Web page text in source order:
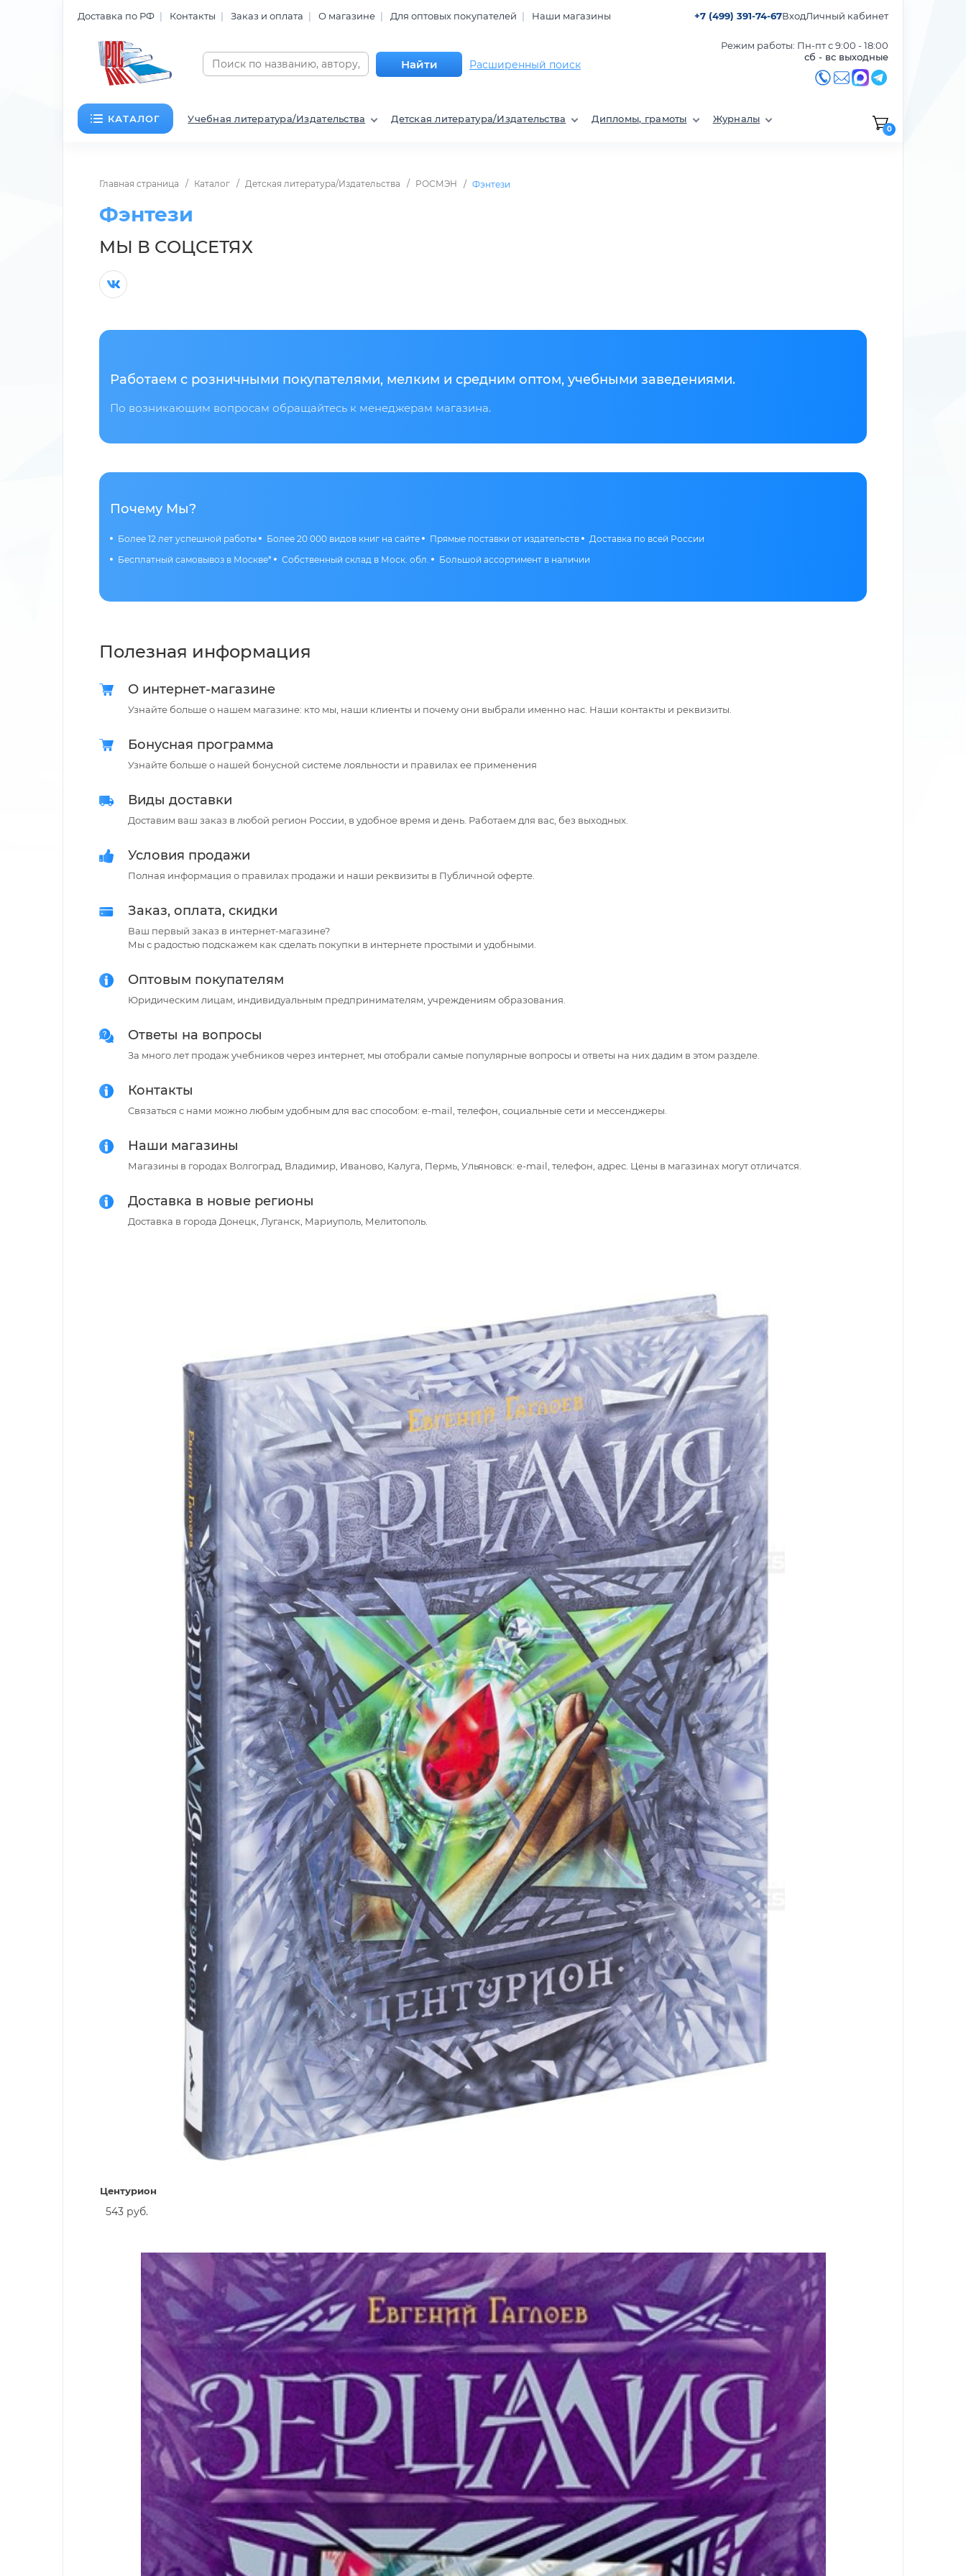
Доставка по РФ Контакты Заказ и оплата О магазине Для оптовых покупателей Наши магазины +7 (499) 391-74-67ВходЛичный кабинет
Найти Расширенный поиск
Режим работы: Пн-пт с 9:00 - 18:00
сб - вс выходные
КАТАЛОГ Учебная литература/Издательства Детская литература/Издательства Дипломы, грамоты Журналы
0
Главная страница Каталог Детская литература/Издательства РОСМЭН Фэнтези
Фэнтези
МЫ В СОЦСЕТЯХ
Работаем с розничными покупателями, мелким и средним оптом, учебными заведениями.
По возникающим вопросам обращайтесь к менеджерам магазина.
Почему Мы?
Более 12 лет успешной работы Более 20 000 видов книг на сайте Прямые поставки от издательств
Доставка по всей России
Бесплатный самовывоз в Москве*
Собственный склад в Моск. обл. Большой ассортимент в наличии
Полезная информация
О интернет-магазине
Узнайте больше о нашем магазине: кто мы, наши клиенты и почему они выбрали именно нас. Наши контакты и реквизиты.
Бонусная программа
Узнайте больше о нашей бонусной системе лояльности и правилах ее применения
Виды доставки
Доставим ваш заказ в любой регион России, в удобное время и день. Работаем для вас, без выходных.
Условия продажи
Полная информация о правилах продажи и наши реквизиты в Публичной оферте.
Заказ, оплата, скидки
Ваш первый заказ в интернет-магазине?
Мы с радостью подскажем как сделать покупки в интернете простыми и удобными.
Оптовым покупателям
Юридическим лицам, индивидуальным предпринимателям, учреждениям образования.
Ответы на вопросы
За много лет продаж учебников через интернет, мы отобрали самые популярные вопросы и ответы на них дадим в этом разделе.
Контакты
Связаться с нами можно любым удобным для вас способом: e-mail, телефон, социальные сети и мессенджеры.
Наши магазины
Магазины в городах Волгоград, Владимир, Иваново, Калуга, Пермь, Ульяновск: e-mail, телефон, адрес. Цены в магазинах могут отличатся.
Доставка в новые регионы
Доставка в города Донецк, Луганск, Мариуполь, Мелитополь.
Центурион
543 руб.